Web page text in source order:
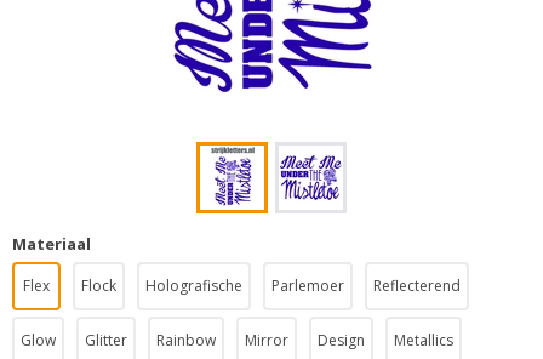
Materiaal
Flex Flock Holografische Parlemoer Reflecterend
Glow Glitter Rainbow Mirror Design Metallics